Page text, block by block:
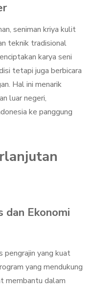
seniman kriya kulit
teknik tradisional
karya seni
tetapi juga berbicara
Hal ini menarik
luar negeri,
ke panggung
Ekonomi
pengrajin yang kuat
yang mendukung
membantu dalam